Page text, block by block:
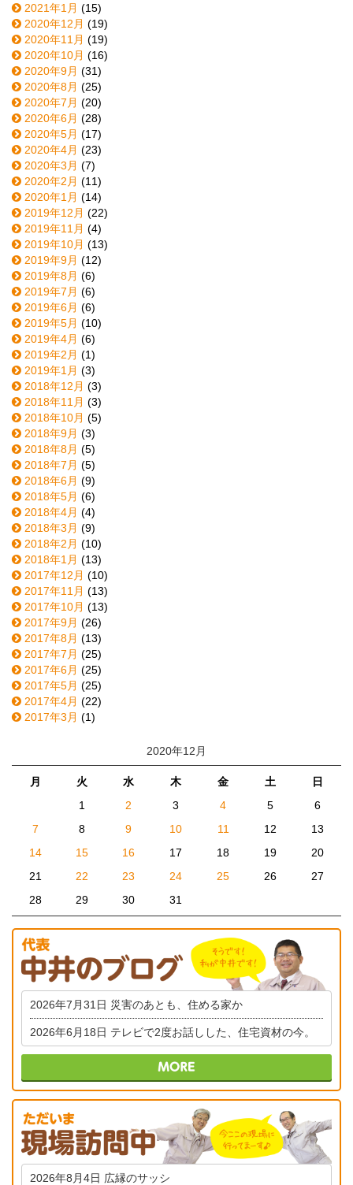
2021年1月 (15)
2020年12月 (19)
2020年11月 (19)
2020年10月 (16)
2020年9月 (31)
2020年8月 (25)
2020年7月 (20)
2020年6月 (28)
2020年5月 (17)
2020年4月 (23)
2020年3月 (7)
2020年2月 (11)
2020年1月 (14)
2019年12月 (22)
2019年11月 (4)
2019年10月 (13)
2019年9月 (12)
2019年8月 (6)
2019年7月 (6)
2019年6月 (6)
2019年5月 (10)
2019年4月 (6)
2019年2月 (1)
2019年1月 (3)
2018年12月 (3)
2018年11月 (3)
2018年10月 (5)
2018年9月 (3)
2018年8月 (5)
2018年7月 (5)
2018年6月 (9)
2018年5月 (6)
2018年4月 (4)
2018年3月 (9)
2018年2月 (10)
2018年1月 (13)
2017年12月 (10)
2017年11月 (13)
2017年10月 (13)
2017年9月 (26)
2017年8月 (13)
2017年7月 (25)
2017年6月 (25)
2017年5月 (25)
2017年4月 (22)
2017年3月 (1)
2020年12月
月 火 水 木 金 土
日
1
2 3 4 5
6
7
8 9 10 11 12
13
14
15 16 17 18 19
20
21
22 23 24 25 26
27
28
29 30 31
2026年7月31日 災害のあとも、住める家か
2026年6月18日 テレビで2度お話しした、住宅資材の今。
2026年8月4日 広縁のサッシ